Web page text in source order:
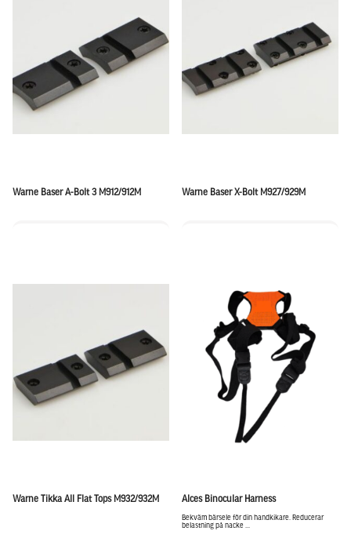
Warne Baser A-Bolt 3 M912/912M Warne Baser X-Bolt M927/929M
Warne Tikka All Flat Tops M932/932M Alces Binocular Harness
Bekväm bärsele för din handkikare. Reducerar
belastning på nacke ...